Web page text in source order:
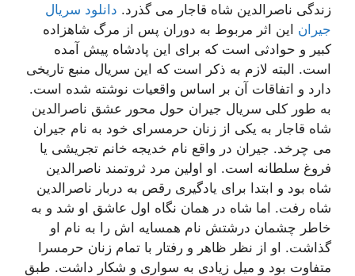
زندگی ناصرالدین شاه قاجار می گذرد. دانلود سریال
جیران این اثر مربوط به دوران پس از مرگ شاهزاده
کبیر و حوادثی است که برای این پادشاه پیش آمده
است. البته لازم به ذکر است که این سریال منبع تاریخی
دارد و اتفاقات آن بر اساس واقعیات نوشته شده است.
به طور کلی سریال جیران حول محور عشق ناصرالدین
شاه قاجار به یکی از زنان حرمسرای خود به نام جیران
می چرخد. جیران در واقع نام خدیجه خانم تجریشی یا
فروغ سلطانه است. او اولین مرد ثروتمند ناصرالدین
شاه بود و ابتدا برای یادگیری رقص به دربار ناصرالدین
شاه رفت. اما شاه در همان نگاه اول عاشق او شد و به
خاطر چشمان درشتش نام همسایه اش را به نام او
گذاشت. او از نظر ظاهر و رفتار با تمام زنان حرمسرا
متفاوت بود و میل زیادی به سواری و شکار داشت. طبق